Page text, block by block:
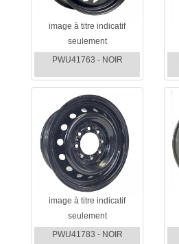
image à titre indicatif
seulement
PWU41763 - NOIR
image à titre indicatif
seulement
PWU41783 - NOIR